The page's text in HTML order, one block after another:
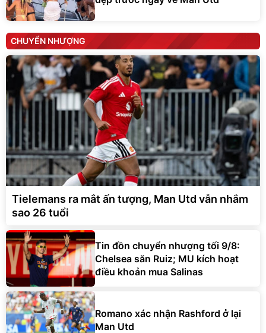
CHUYỂN NHƯỢNG
Tielemans ra mắt ấn tượng, Man Utd vẫn nhắm
sao 26 tuổi
Tin đồn chuyển nhượng tối 9/8:
Chelsea săn Ruiz; MU kích hoạt
điều khoản mua Salinas
Romano xác nhận Rashford ở lại
Man Utd